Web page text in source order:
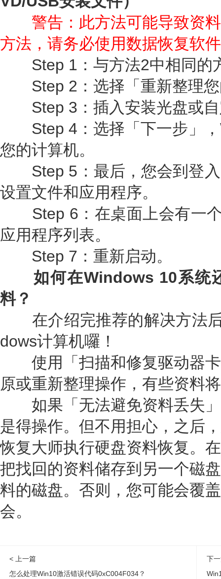
警告：此方法可能导致资料
方法，请务必使用数据恢复软
Step 1：与方法2中相同的
Step 2：选择「重新整理您
Step 3：插入安装光盘或自
Step 4：选择「下一步」，
您的计算机。
Step 5：最后，您会到登入
设置文件和应用程序。
Step 6：在桌面上会有一个
应用程序列表。
Step 7：重新启动。
如何在Windows 10系统
料？
在介绍完推荐的解决方法后
dows计算机囉！
使用「扫描和修复驱动器卡
原或重新整理操作，有些资料
如果「无法避免资料丢失」
是得操作。但不用担心，之后
恢复大师执行硬盘资料恢复。
把找回的资料储存到另一个磁
料的磁盘。否则，您可能会覆
会。
< 上一篇
怎么处理Win10激活错误代码0xC004F034？
下